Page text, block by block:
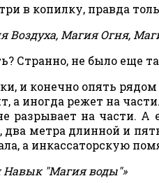
в копилку, правда
Воздуха, Магия Огня,
Странно, не было еще
и конечно опять
а иногда режет на
разрывает на части.
два метра длинной и
а инкассаторскую
Навык "Магия воды"»